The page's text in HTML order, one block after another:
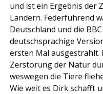
und ist ein Ergebnis der
Ländern. Federführend
Deutschland und die
deutschsprachige
ersten Mal ausgestrahlt.
Zerstörung der Natur
weswegen die Tiere
Wie weit es Dirk schafft